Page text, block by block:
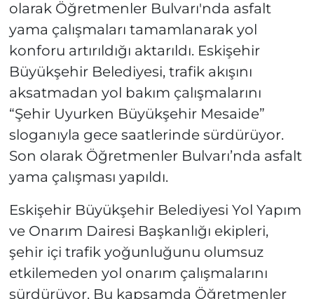
olarak Öğretmenler Bulvarı'nda asfalt
yama çalışmaları tamamlanarak yol
konforu artırıldığı aktarıldı. Eskişehir
Büyükşehir Belediyesi, trafik akışını
aksatmadan yol bakım çalışmalarını
“Şehir Uyurken Büyükşehir Mesaide”
sloganıyla gece saatlerinde sürdürüyor.
Son olarak Öğretmenler Bulvarı’nda asfalt
yama çalışması yapıldı.
Eskişehir Büyükşehir Belediyesi Yol Yapım
ve Onarım Dairesi Başkanlığı ekipleri,
şehir içi trafik yoğunluğunu olumsuz
etkilemeden yol onarım çalışmalarını
sürdürüyor. Bu kapsamda Öğretmenler